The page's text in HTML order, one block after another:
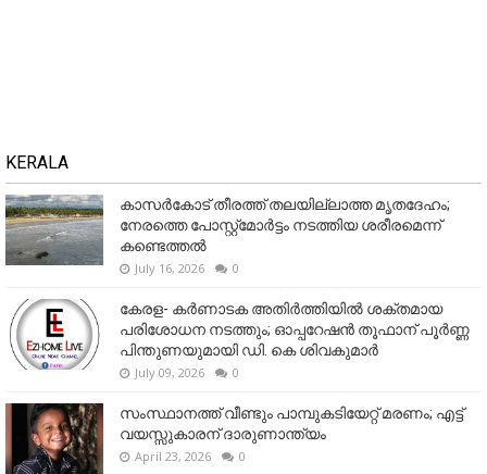
KERALA
കാസർകോട് തീരത്ത് തലയില്ലാത്ത മൃതദേഹം;
നേരത്തെ പോസ്റ്റ്‌മോർട്ടം നടത്തിയ ശരീരമെന്ന്
കണ്ടെത്തൽ
July 16, 2026 0
കേരള- കർണാടക അതിർത്തിയിൽ ശക്തമായ
പരിശോധന നടത്തും; ഓപ്പറേഷൻ തൂഫാന് പൂർണ്ണ
പിന്തുണയുമായി ഡി. കെ ശിവകുമാർ
July 09, 2026 0
സംസ്ഥാനത്ത് വീണ്ടും പാമ്പുകടിയേറ്റ് മരണം; എട്ട്
വയസ്സുകാരന് ദാരുണാന്ത്യം
April 23, 2026 0